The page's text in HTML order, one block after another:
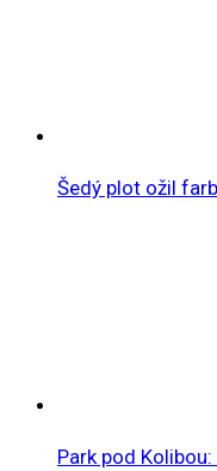
Šedý plot ožil
Park pod